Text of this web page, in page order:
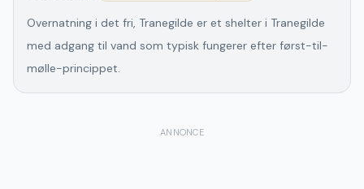
Overnatning i det fri, Tranegilde er et shelter i Tranegilde
med adgang til vand som typisk fungerer efter først-til-
mølle-princippet.
ANNONCE